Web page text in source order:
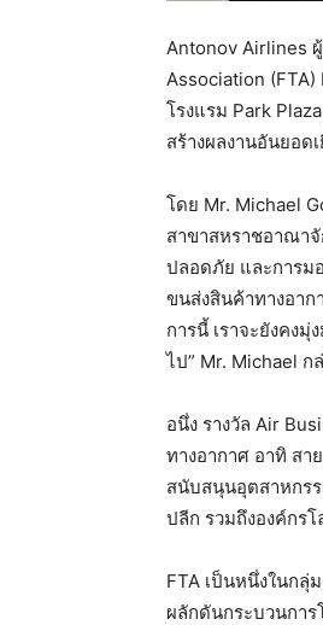
Antonov Airlines
Association
โรงแรม Park
สร้างผลงานอันยอด
โดย Mr. Michael
สาขาสหราชอาณา
ปลอดภัย และการม
ขนส่งสินค้าทางอาก
การนี้ เราจะยังคง
ไป” Mr. Michael ก
อนึ่ง รางวัล Air
ทางอากาศ อาทิ สา
สนับสนุนอุตสาหกร
ปลีก รวมถึงองค์กร
FTA เป็นหนึ่งในก
ผลักดันกระบวนการ